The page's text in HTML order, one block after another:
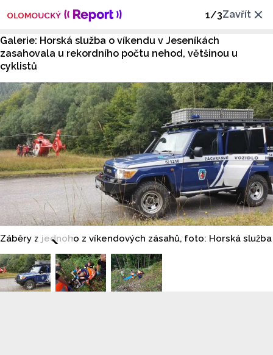
1/3Zavřít
Galerie: Horská služba o víkendu v Jeseníkách
zasahovala u rekordního počtu nehod, většinou u
cyklistů
Záběry z jednoho z víkendových zásahů, foto: Horská služba